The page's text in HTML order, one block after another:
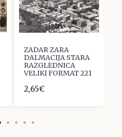
ZADAR ZARA
DALMACIJA STARA
RAZGLEDNICA
VELIKI FORMAT 221
2,65€